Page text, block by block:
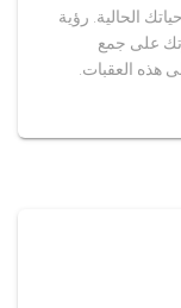
الحالية. رؤية
على جمع
هذه العقبات.